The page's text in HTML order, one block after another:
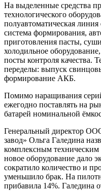
На выделенные средства
технологического
полуавтоматическая
система формирования,
приготовления пасты,
холодильное
посты контроля качества.
переделы: выпуск
формирование АКБ.
Помимо наращивания
ежегодно поставлять на
батарей номинальной
Генеральный директор
завод» Ольга Галедина
комплексным
новое оборудование дало
сократило количество и
уменьшило брак. На
прибавила 14%. Галедина